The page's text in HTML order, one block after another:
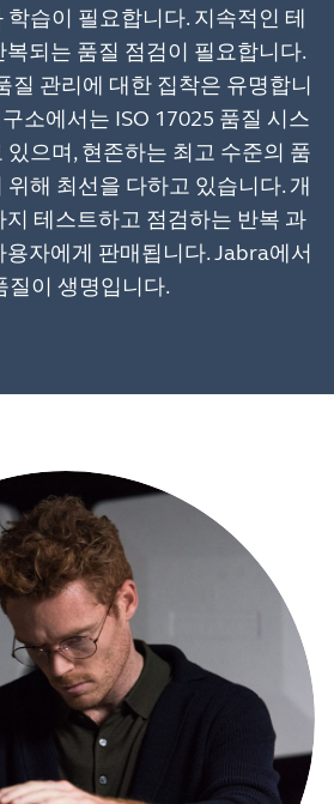
습이 필요합니다. 지속적인 테
되는 품질 점검이 필요합니다.
질 관리에 대한 집착은 유명합니
소에서는 ISO 17025 품질 시스
으며, 현존하는 최고 수준의 품
해 최선을 다하고 있습니다. 개
테스트하고 점검하는 반복 과
자에게 판매됩니다. Jabra에서
질이 생명입니다.